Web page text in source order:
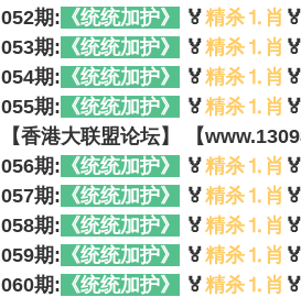
052期: 《统统加护》 🏅精杀⒈肖
053期: 《统统加护》 🏅精杀⒈肖
054期: 《统统加护》 🏅精杀⒈肖
055期: 《统统加护》 🏅精杀⒈肖
【香港大联盟论坛】 【
056期: 《统统加护》 🏅精杀⒈肖
057期: 《统统加护》 🏅精杀⒈肖
058期: 《统统加护》 🏅精杀⒈肖
059期: 《统统加护》 🏅精杀⒈肖
060期: 《统统加护》 🏅精杀⒈肖